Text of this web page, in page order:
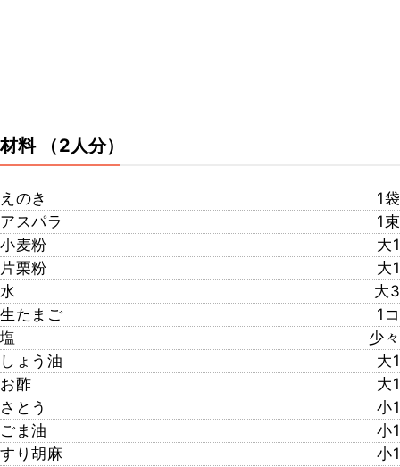
材料 （2人分）
えのき
1袋
アスパラ
1束
小麦粉
大1
片栗粉
大1
水
大3
生たまご
1コ
塩
少々
しょう油
大1
お酢
大1
さとう
小1
ごま油
小1
すり胡麻
小1